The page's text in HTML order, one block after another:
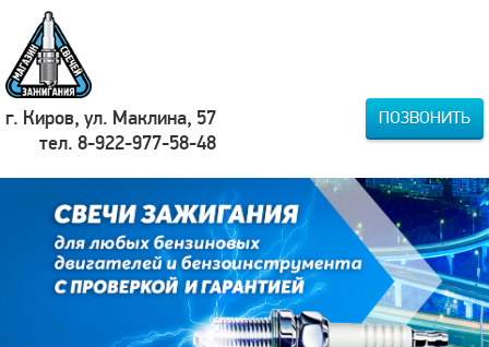
г. Киров, ул. Маклина, 57
тел. 8-922-977-58-48
ПОЗВОНИТЬ